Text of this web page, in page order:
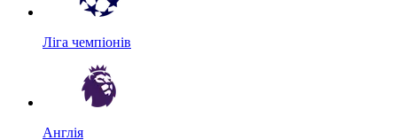
Ліга чемпіонів
Англія